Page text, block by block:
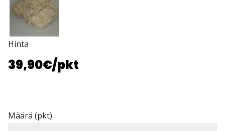
Hinta
39,90€/pkt
Määrä (pkt)